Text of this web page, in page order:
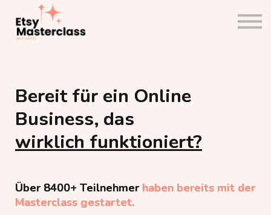
Bereit für ein Online
Business, das
wirklich funktioniert?
Über 8400+ Teilnehmer haben bereits mit der
Masterclass gestartet.